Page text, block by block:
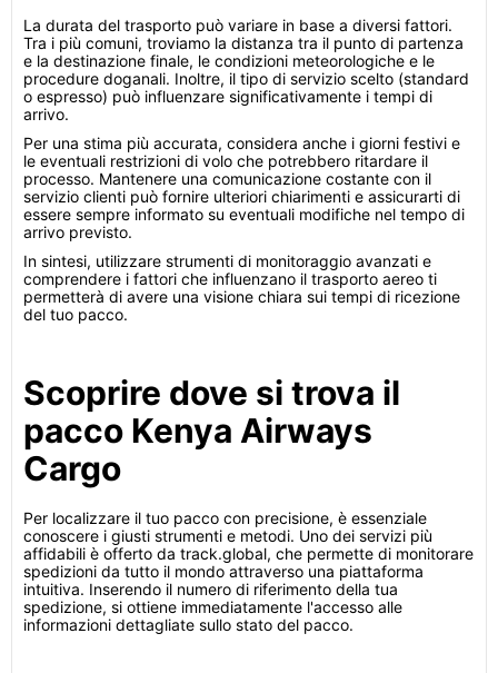
La durata del trasporto può variare in base a diversi fattori.
Tra i più comuni, troviamo la distanza tra il punto di partenza
e la destinazione finale, le condizioni meteorologiche e le
procedure doganali. Inoltre, il tipo di servizio scelto (standard
o espresso) può influenzare significativamente i tempi di
arrivo.
Per una stima più accurata, considera anche i giorni festivi e
le eventuali restrizioni di volo che potrebbero ritardare il
processo. Mantenere una comunicazione costante con il
servizio clienti può fornire ulteriori chiarimenti e assicurarti di
essere sempre informato su eventuali modifiche nel tempo di
arrivo previsto.
In sintesi, utilizzare strumenti di monitoraggio avanzati e
comprendere i fattori che influenzano il trasporto aereo ti
permetterà di avere una visione chiara sui tempi di ricezione
del tuo pacco.
Scoprire dove si trova il
pacco Kenya Airways
Cargo
Per localizzare il tuo pacco con precisione, è essenziale
conoscere i giusti strumenti e metodi. Uno dei servizi più
affidabili è offerto da track.global, che permette di monitorare
spedizioni da tutto il mondo attraverso una piattaforma
intuitiva. Inserendo il numero di riferimento della tua
spedizione, si ottiene immediatamente l'accesso alle
informazioni dettagliate sullo stato del pacco.